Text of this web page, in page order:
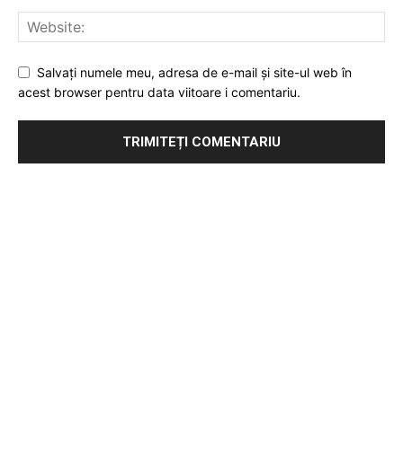
Salvați numele meu, adresa de e-mail și site-ul web în
acest browser pentru data viitoare i comentariu.